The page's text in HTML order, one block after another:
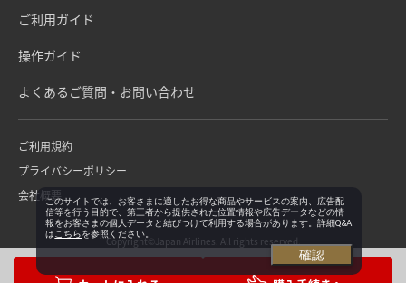
ご利用ガイド
操作ガイド
よくあるご質問・お問い合わせ
ご利用規約
プライバシーポリシー
会社概要
Copyright©Japan Airlines. All rights reserved.
このサイトでは、お客さまに適したお得な商品やサービスの案内、広告配
信等を行う目的で、第三者から提供された位置情報や広告データなどの情
報をお客さまの個人データと結びつけて利用する場合があります。詳細Q&A
は こちらを参照ください。
確認